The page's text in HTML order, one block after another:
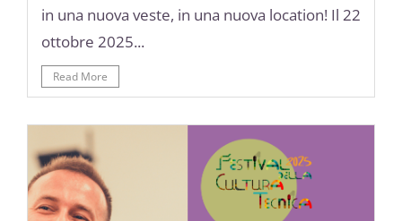
in una nuova veste, in una nuova location! Il 22
ottobre 2025...
Read More